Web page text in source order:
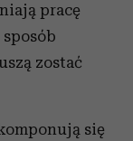
pracę
zostać
się